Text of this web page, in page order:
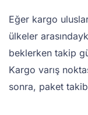
Eğer kargo
ülkeler
beklerken takip
Kargo varış
sonra, paket